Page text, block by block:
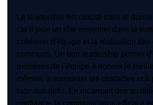
Le leadership est crucial dans le
car il joue un rôle essentiel dans la
cohésion d’équipe et la réalisation des
communs. Un bon leadership permet
membres de l’équipe à donner le
mêmes, à surmonter les obstacles et à
face aux défis. En incarnant des
confiance, la communication efficace